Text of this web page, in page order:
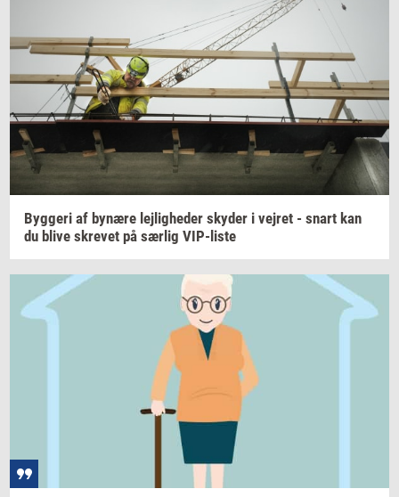
Byg­ge­ri af by­næ­re lej­lig­he­der sky­der i vej­ret - snart kan
du blive skre­vet på sær­lig VIP-​liste